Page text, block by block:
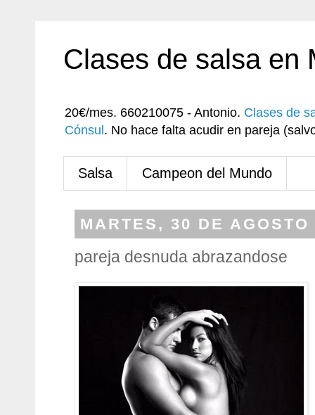
Clases de salsa en
20€/mes. 660210075 - Antonio. Clases de
Cónsul . No hace falta acudir en pareja
Salsa Campeon del Mundo
MARTES, 30 DE
pareja desnuda abrazandose